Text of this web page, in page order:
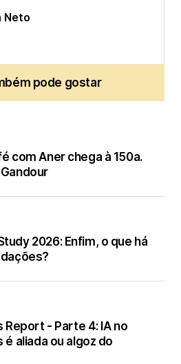
Neto
pode gostar
com Aner chega à 150a.
2026: Enfim, o que há
Report - Parte 4: IA no
aliada ou algoz do